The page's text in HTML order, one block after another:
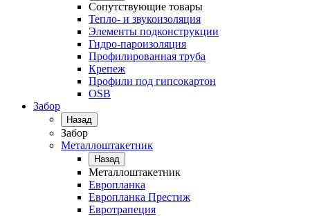
Сопутствующие товары
Тепло- и звукоизоляция
Элементы подконструкции
Гидро-пароизоляция
Профилированная труба
Крепеж
Профили под гипсокартон
OSB
Забор
Назад
Забор
Металлоштакетник
Назад
Металлоштакетник
Европланка
Европланка Престиж
Евротрапеция